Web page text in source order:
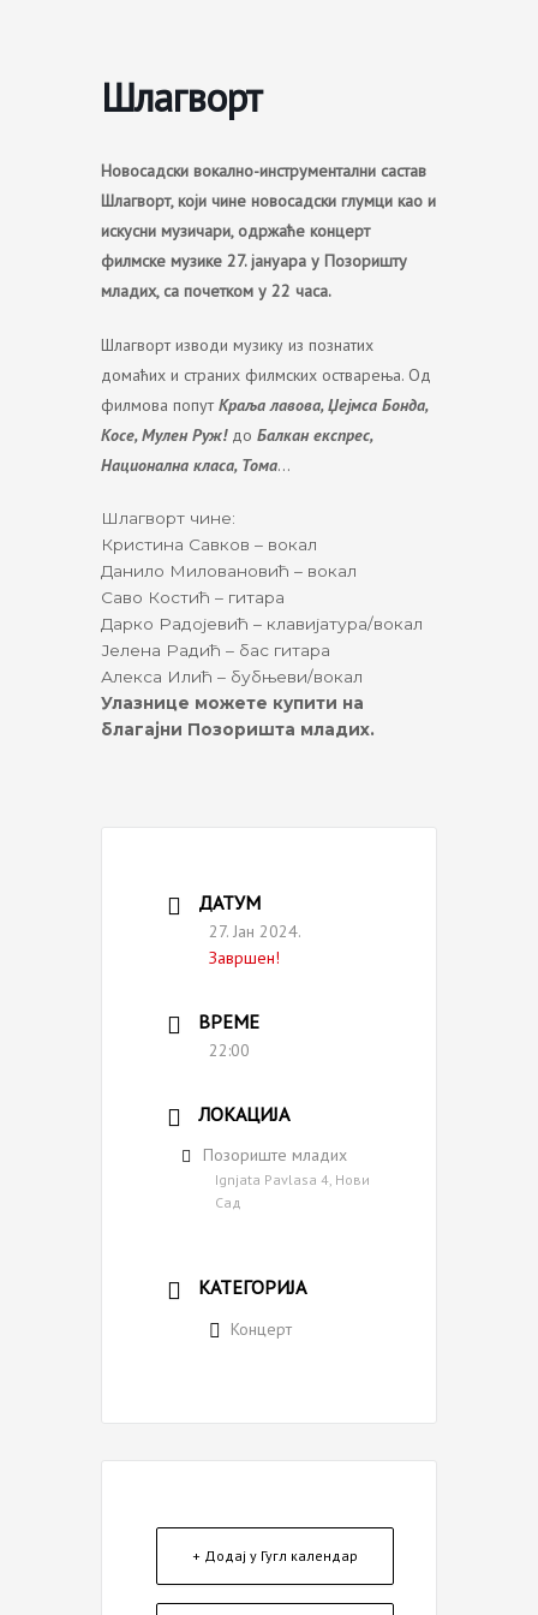
Шлагворт
Новосадски вокално-инструментални састав
Шлагворт, који чине новосадски глумци као и
искусни музичари, одржаће концерт
филмске музике 27. јануара у Позоришту
младих, са почетком у 22 часа.
Шлагворт изводи музику из познатих
домаћих и страних филмских остварења. Од
филмова попутКраља лавова, Џејмса Бонда,
Косе, Мулен Руж!до Балкан експрес,
Национална класа, Тома…
Шлагворт чине:
Кристина Савков – вокал
Данило Миловановић – вокал
Саво Костић – гитара
Дарко Радојевић – клавијатура/вокал
Јелена Радић – бас гитара
Алекса Илић – бубњеви/вокал
Улазнице можете купити на
благајни Позоришта младих.
ДАТУМ
27. Јан 2024.
Завршен!
ВРЕМЕ
22:00
ЛОКАЦИЈА
Позориште младих
Ignjata Pavlasa 4, Нови
Сад
КАТЕГОРИЈА
Концерт
+ Додај у Гугл календар